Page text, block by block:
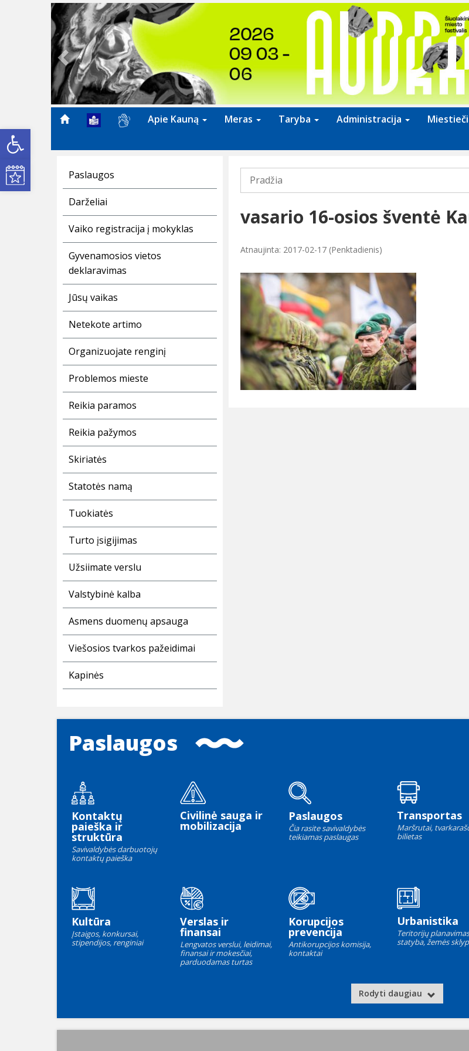
Open toolbar
Kultūros renginiai
Previous
Apie Kauną Meras Taryba Administracija
Paslaugos
Darželiai
Vaiko registracija į mokyklas
Gyvenamosios vietos
deklaravimas
Jūsų vaikas
Netekote artimo
Organizuojate renginį
Problemos mieste
Reikia paramos
Reikia pažymos
Skiriatės
Statotės namą
Tuokiatės
Turto įsigijimas
Užsiimate verslu
Valstybinė kalba
Asmens duomenų apsauga
Viešosios tvarkos pažeidimai
Kapinės
Pradžia
vasario 16-osios šventė
Atnaujinta: 2017-02-17 (Penktadienis)
Paslaugos
Kontaktų
paieška ir
struktūra
Savivaldybės darbuotojų
kontaktų paieška
Civilinė sauga ir
mobilizacija
Paslaugos
Čia rasite savivaldybės
teikiamas paslaugas
Transportas
Maršrutai,
bilietas
Kultūra
Įstaigos, konkursai,
stipendijos, renginiai
Verslas ir
finansai
Lengvatos verslui, leidimai,
finansai ir mokesčiai,
parduodamas turtas
Korupcijos
prevencija
Antikorupcijos komisija,
kontaktai
Urbanistika
Teritorijų
statyba, žemės
Rodyti daugiau